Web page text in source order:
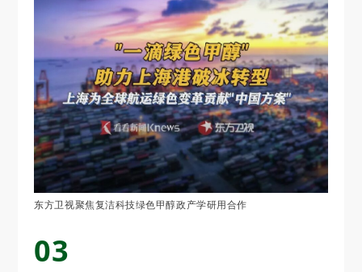
东方卫视聚焦复洁科技绿色甲醇政产学研用合作
03